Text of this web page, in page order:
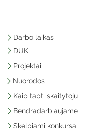
Darbo laikas
DUK
Projektai
Nuorodos
Kaip tapti skaitytoju
Bendradarbiaujame
Skelbiami konkursai